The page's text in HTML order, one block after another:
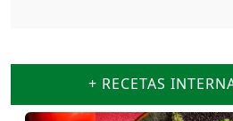
+ RECETAS